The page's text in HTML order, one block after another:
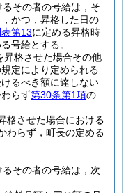
その者の号給は，そ
かつ，昇格した日の
表第13に定める昇格時
号給とする。
昇格させた場合その他
定により定められる
るべき額に達しない
らず第30条第1項の
格させた場合における
わらず，町長の定める
その者の号給は，次